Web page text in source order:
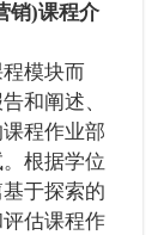
销)课程介
模块而
和阐述、
程作业部
根据学位
于探索的
估课程作